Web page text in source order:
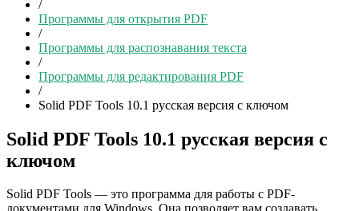
/
Программы для открытия PDF
/
Программы для распознавания текста
/
Программы для редактирования PDF
/
Solid PDF Tools 10.1 русская версия с ключом
Solid PDF Tools 10.1 русская версия с
ключом
Solid PDF Tools — это программа для работы с PDF-